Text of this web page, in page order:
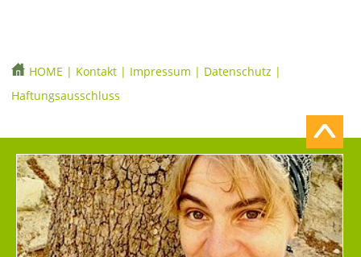
HOME | Kontakt | Impressum | Datenschutz |
Haftungsausschluss